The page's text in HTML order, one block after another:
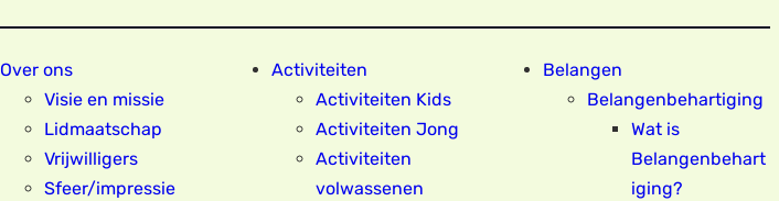
Over ons
Visie en missie
Lidmaatschap
Vrijwilligers
Sfeer/impressie
Activiteiten
Activiteiten Kids
Activiteiten Jong
Activiteiten
volwassenen
Belangen
Belangenbehartiging
Wat is
Belangenbehart
iging?